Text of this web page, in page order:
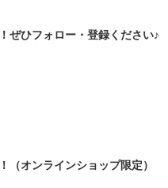
ぜひフォロー・登録ください♪
オンラインショップ限定）